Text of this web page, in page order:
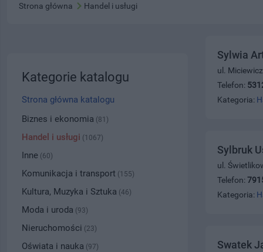
Strona główna Handel i usługi
Sylwia
ul.
Telefon:
Kategoria:
Sylbruk
ul.
Telefon:
Kategoria:
Swatek
Kategorie katalogu
Strona główna katalogu
Biznes i ekonomia (81)
Handel i usługi (1067)
Inne (60)
Komunikacja i transport (155)
Kultura, Muzyka i Sztuka (46)
Moda i uroda (93)
Nieruchomości (23)
Oświata i nauka (97)